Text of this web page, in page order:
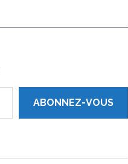
ABONNEZ-VOUS